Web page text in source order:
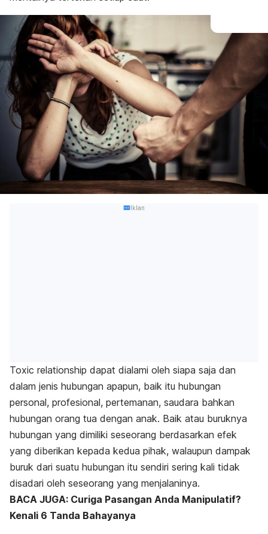
Iklan
Toxic relationship dapat dialami oleh siapa saja dan
dalam jenis hubungan apapun, baik itu hubungan
personal, profesional, pertemanan, saudara bahkan
hubungan orang tua dengan anak. Baik atau buruknya
hubungan yang dimiliki seseorang berdasarkan efek
yang diberikan kepada kedua pihak, walaupun dampak
buruk dari suatu hubungan itu sendiri sering kali tidak
disadari oleh seseorang yang menjalaninya.
BACA JUGA: Curiga Pasangan Anda Manipulatif?
Kenali 6 Tanda Bahayanya